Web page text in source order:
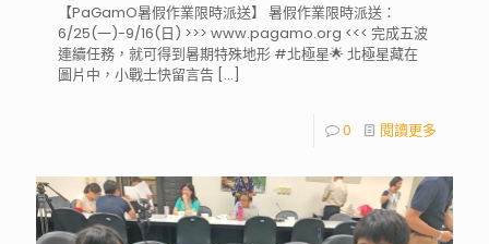
【PaGamO暑假作業限時派送】 暑假作業限時派送：
6/25(一)-9/16(日) >>> www.pagamo.org <<< 完成五波
連續任務，就可得到暑期特殊地形 #北極星🌟 北極星藏在
圖片中，小戰士快留言告 […]
0 閱讀更多